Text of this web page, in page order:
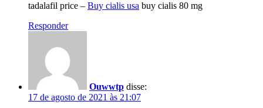
tadalafil price – Buy cialis usa buy cialis 80 mg
Responder
Ouwwtp disse:
17 de agosto de 2021 às 21:07